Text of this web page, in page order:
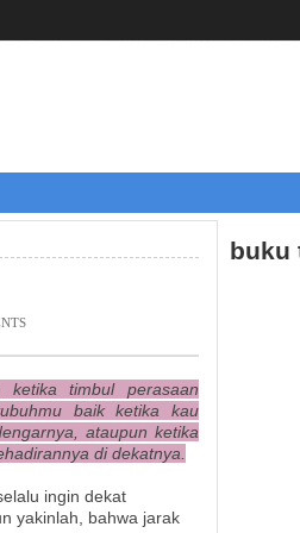
timbul perasaan
baik ketika kau
ataupun ketika
di dekatnya.
ingin dekat
yakinlah, bahwa jarak
buku